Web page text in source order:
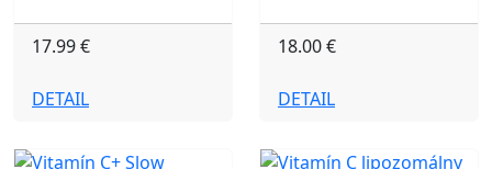
17.99 €
DETAIL
18.00 €
DETAIL